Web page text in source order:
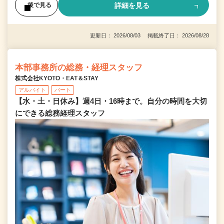
後で見る 詳細を見る
更新日： 2026/08/03 掲載終了日： 2026/08/28
本部事務所の総務・経理スタッフ
株式会社KYOTO・EAT＆STAY
アルバイト パート
【水・土・日休み】週4日・16時まで。自分の時間を大切
にできる総務経理スタッフ